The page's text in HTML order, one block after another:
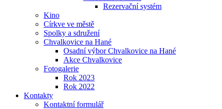
Rezervační systém
Kino
Církve ve městě
Spolky a sdružení
Chvalkovice na Hané
Osadní výbor Chvalkovice na Hané
Akce Chvalkovice
Fotogalerie
Rok 2023
Rok 2022
Kontakty
Kontaktní formulář